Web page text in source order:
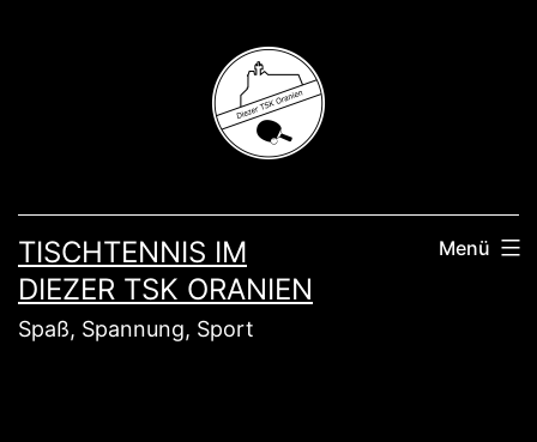
TISCHTENNIS IM
DIEZER TSK ORANIEN
Spaß, Spannung, Sport
Menü